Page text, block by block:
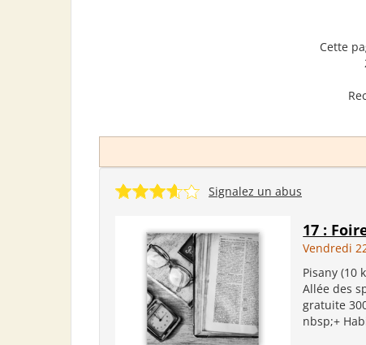
Cette
Signalez un abus
17 :
Vendredi
Pisany (10
Allée des
gratuite
nbsp;+